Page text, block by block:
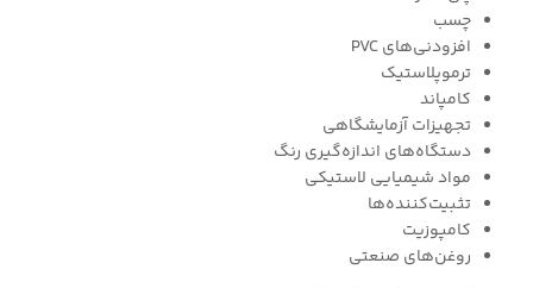
چسب‌
افزودنی‌های PVC
ترموپلاستیک
کامپاند
تجهیزات آزمایشگاهی
دستگاه‌های اندازه‌گیری رنگ
مواد شیمیایی لاستیکی
تثبیت‌کننده‌ها
کامپوزیت
روغن‌های صنعتی